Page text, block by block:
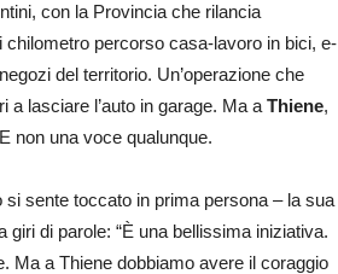
con la Provincia che rilancia
chilometro percorso casa-lavoro in bici, e-
del territorio. Un’operazione che
a lasciare l’auto in garage. Ma a Thiene,
non una voce qualunque.
si sente toccato in prima persona – la sua
di parole: “È una bellissima iniziativa.
Ma a Thiene dobbiamo avere il coraggio